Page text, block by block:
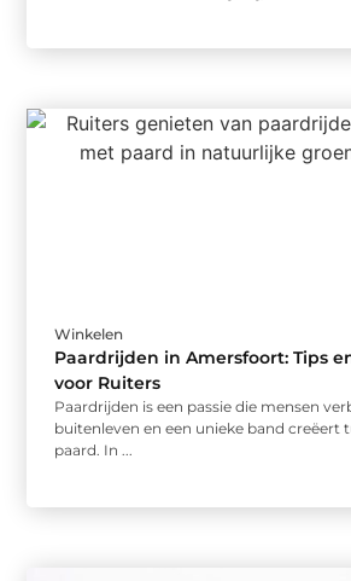
Winkelen
Paardrijden in Amersfoort: Tips
voor Ruiters
Paardrijden is een passie die mensen
buitenleven en een unieke band creëert
paard. In ...